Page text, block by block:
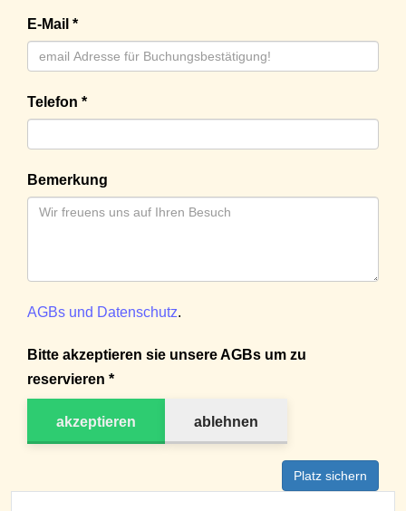
E-Mail *
Telefon *
Bemerkung
AGBs und Datenschutz.
Bitte akzeptieren sie unsere AGBs um zu
reservieren *
akzeptieren ablehnen
Platz sichern